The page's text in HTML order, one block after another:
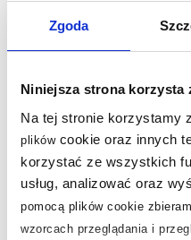
Zgoda
Niniejsza strona korzysta
Na tej stronie korzystamy
plikówcookie oraz innych
korzystać ze wszystkich
usług, analizować oraz
pomocą plików cookie
wzorcach przeglądania i
Pytania i odpowiedzi
Nasze nagrody